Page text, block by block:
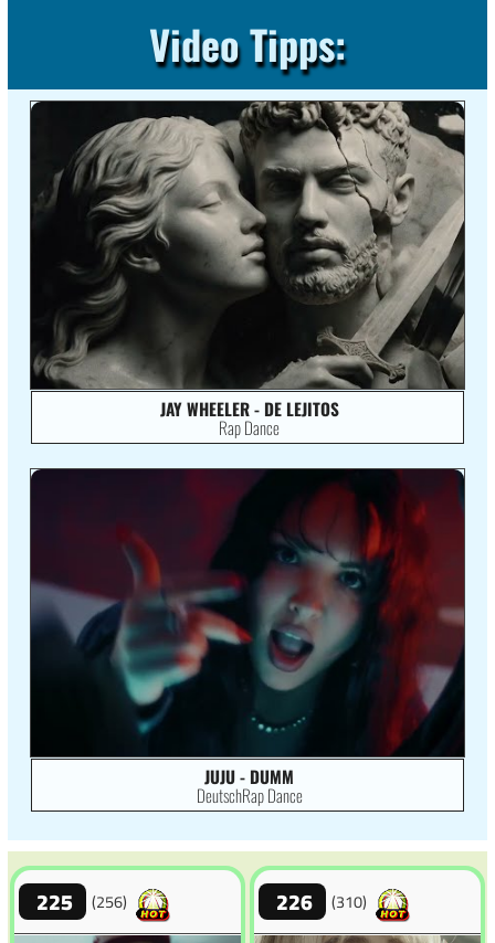
Video Tipps:
JAY WHEELER - DE LEJITOS
Rap Dance
JUJU - DUMM
DeutschRap Dance
225 (256) 226 (310)